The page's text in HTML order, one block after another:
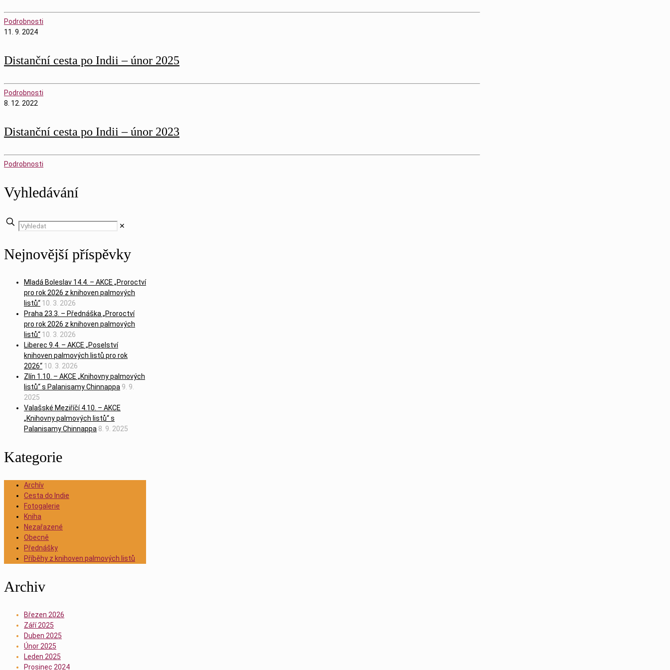
Podrobnosti
11. 9. 2024
Distanční cesta po Indii – únor 2025
Podrobnosti
8. 12. 2022
Distanční cesta po Indii – únor 2023
Podrobnosti
Vyhledávání
✕
Nejnovější příspěvky
Mladá Boleslav 14.4. – AKCE „Proroctví
pro rok 2026 z knihoven palmových
listů“ 10. 3. 2026
Praha 23.3. – Přednáška „Proroctví
pro rok 2026 z knihoven palmových
listů“ 10. 3. 2026
Liberec 9.4. – AKCE „Poselství
knihoven palmových listů pro rok
2026“ 10. 3. 2026
Zlín 1.10. – AKCE „Knihovny palmových
listů“ s Palanisamy Chinnappa 9. 9.
2025
Valašské Meziříčí 4.10. – AKCE
„Knihovny palmových listů“ s
Palanisamy Chinnappa 8. 9. 2025
Kategorie
Archív
Cesta do Indie
Fotogalerie
Kniha
Nezařazené
Obecně
Přednášky
Příběhy z knihoven palmových listů
Archiv
Březen 2026
Září 2025
Duben 2025
Únor 2025
Leden 2025
Prosinec 2024